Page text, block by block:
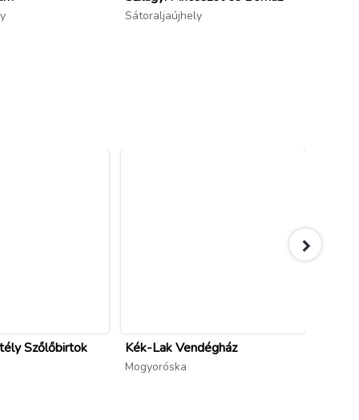
Sátoraljaújhely
Szőlőbirtok Kék-Lak Vendégház
Mogyoróska